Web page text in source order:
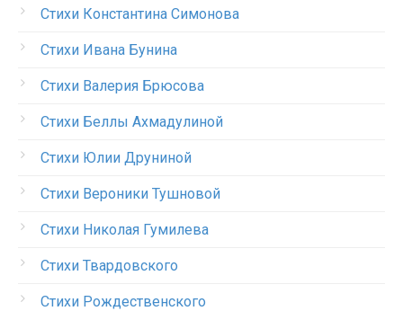
Стихи Константина Симонова
Стихи Ивана Бунина
Стихи Валерия Брюсова
Стихи Беллы Ахмадулиной
Стихи Юлии Друниной
Стихи Вероники Тушновой
Стихи Николая Гумилева
Стихи Твардовского
Стихи Рождественского